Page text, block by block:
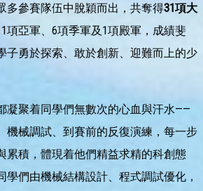
多參賽隊伍中脫穎而出，共奪得31項大
項亞軍、6項季軍及1項殿軍，成績斐
子勇於探索、敢於創新、迎難而上的少
凝聚着同學們無數次的心血與汗水——
機械調試、到賽前的反復演練，每一步
累積，體現着他們精益求精的科創態
學們由機械結構設計、程式調試優化，